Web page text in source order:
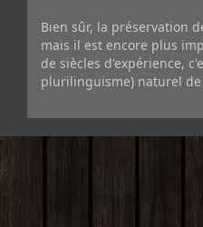
Bien sûr, la préservation
mais il est encore plus
de siècles d'expérience,
plurilinguisme) naturel